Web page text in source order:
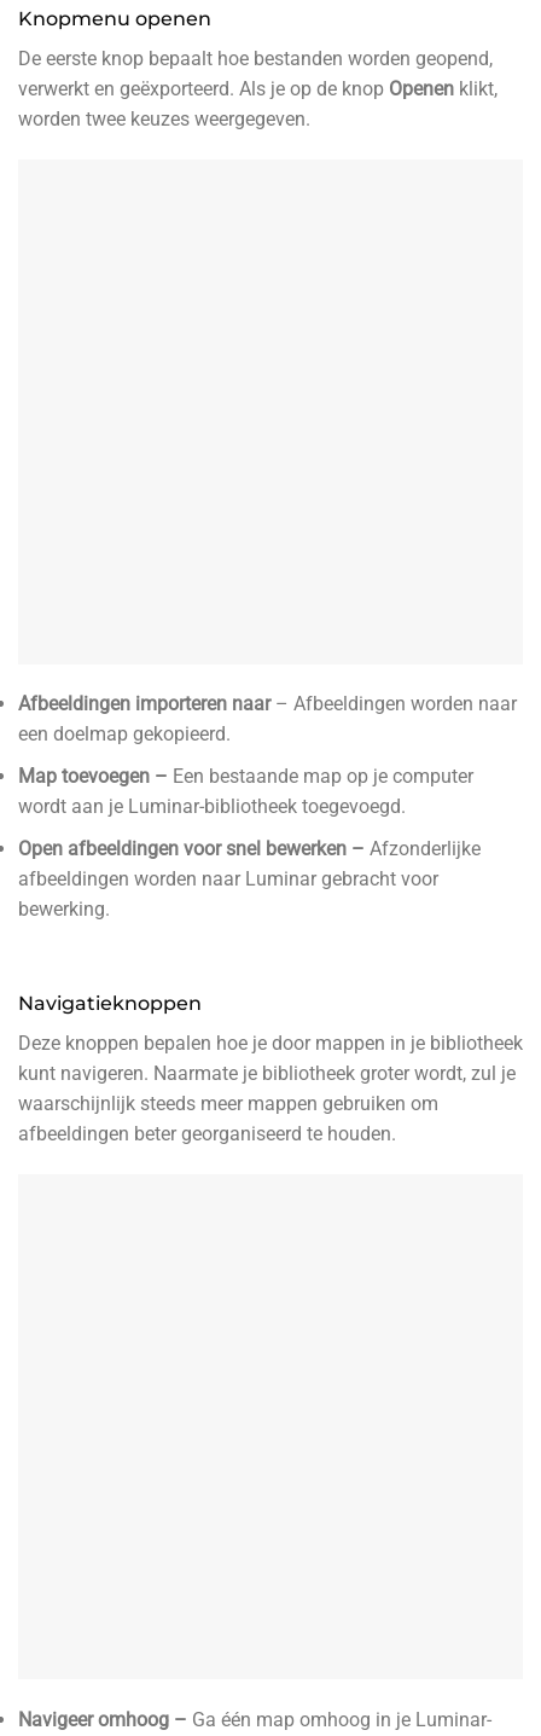
Knopmenu openen
De eerste knop bepaalt hoe bestanden worden geopend,
verwerkt en geëxporteerd. Als je op de knop Openen klikt,
worden twee keuzes weergegeven.
Afbeeldingen importeren naar – Afbeeldingen worden naar
een doelmap gekopieerd.
Map toevoegen – Een bestaande map op je computer
wordt aan je Luminar-bibliotheek toegevoegd.
Open afbeeldingen voor snel bewerken – Afzonderlijke
afbeeldingen worden naar Luminar gebracht voor
bewerking.
Navigatieknoppen
Deze knoppen bepalen hoe je door mappen in je bibliotheek
kunt navigeren. Naarmate je bibliotheek groter wordt, zul je
waarschijnlijk steeds meer mappen gebruiken om
afbeeldingen beter georganiseerd te houden.
Navigeer omhoog – Ga één map omhoog in je Luminar-